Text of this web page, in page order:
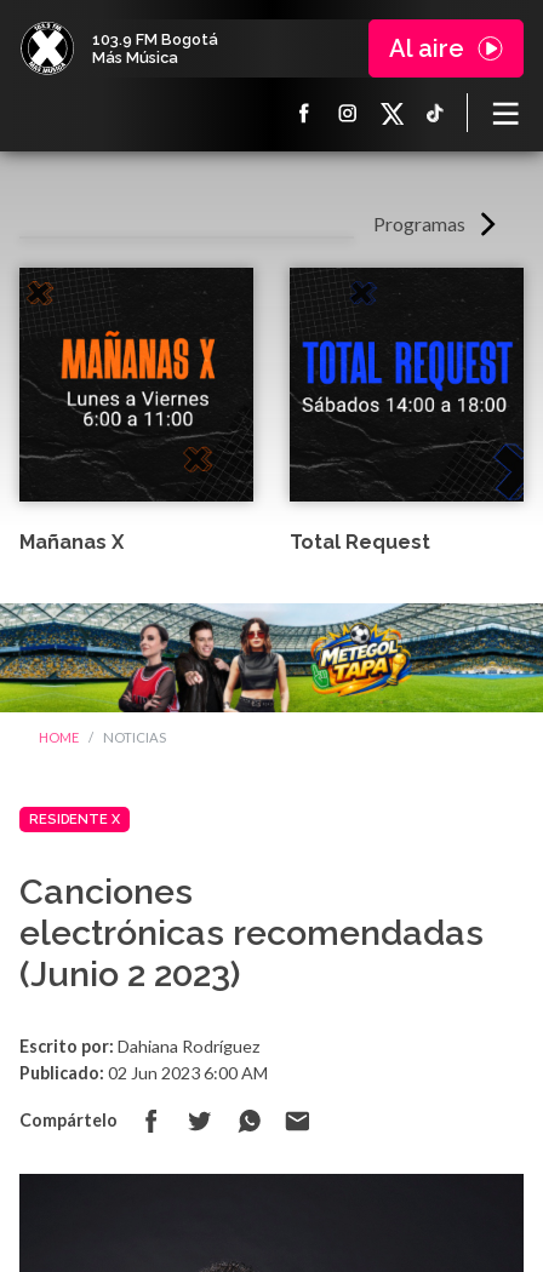
103.9 FM Bogotá
Más Música
Al aire
Programas
Mañanas X Total Request
HOME NOTICIAS
RESIDENTE X
Canciones
electrónicas recomendadas
(Junio 2 2023)
Escrito por: Dahiana Rodríguez
Publicado: 02 Jun 2023 6:00 AM
Compártelo